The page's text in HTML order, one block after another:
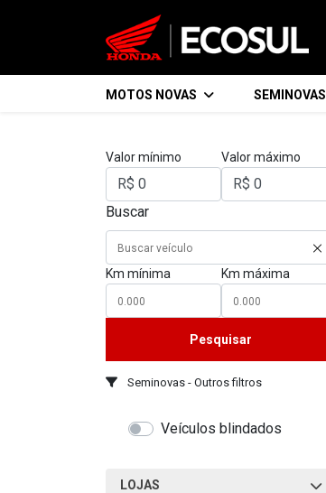
MOTOS NOVAS SEMINOVAS
Valor mínimo Valor máximo
Buscar
Km mínima Km máxima
Pesquisar
Seminovas - Outros filtros
Veículos blindados
LOJAS